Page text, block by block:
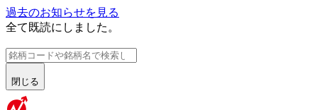
過去のお知らせを見る
全て既読にしました。
閉じる